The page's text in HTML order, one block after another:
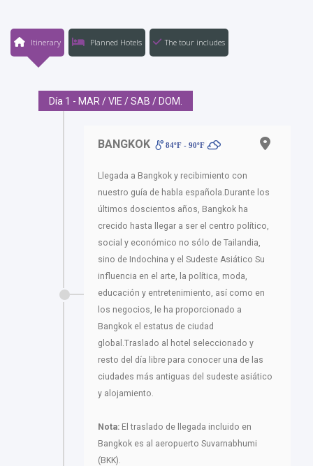
Itinerary Planned Hotels The tour includes
Día 1 - MAR / VIE / SAB / DOM.
BANGKOK 84ºF - 90ºF
Llegada a Bangkok y recibimiento con
nuestro guía de habla española.Durante los
últimos doscientos años, Bangkok ha
crecido hasta llegar a ser el centro político,
social y económico no sólo de Tailandia,
sino de Indochina y el Sudeste Asiático Su
influencia en el arte, la política, moda,
educación y entretenimiento, así como en
los negocios, le ha proporcionado a
Bangkok el estatus de ciudad
global.Traslado al hotel seleccionado y
resto del día libre para conocer una de las
ciudades más antiguas del sudeste asiático
y alojamiento.
Nota: El traslado de llegada incluido en
Bangkok es al aeropuerto Suvarnabhumi
(BKK).